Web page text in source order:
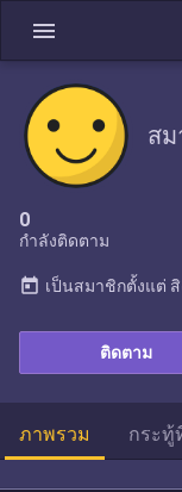
menu
สม
0
กำลังติดตาม
ติดตาม
today เป็นสมาชิกตั้งแต่
ภาพรวม กระทู้